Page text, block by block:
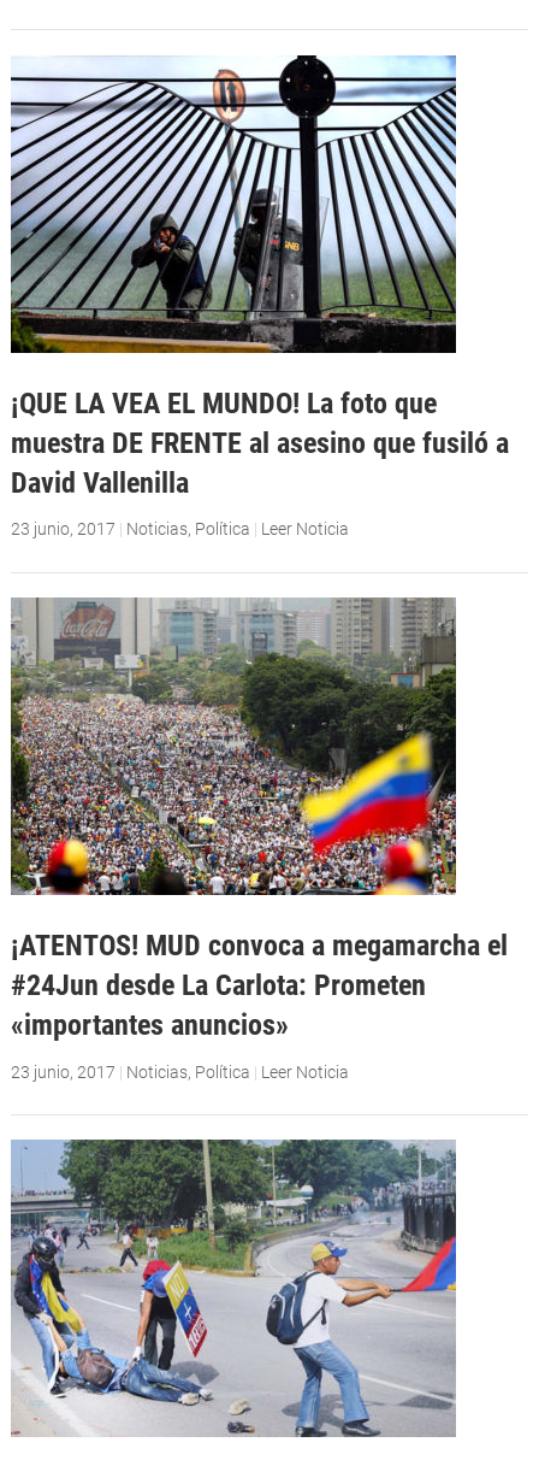
¡QUE LA VEA EL MUNDO! La foto que
muestra DE FRENTE al asesino que fusiló a
David Vallenilla
23 junio, 2017 | Noticias, Política | Leer Noticia
¡ATENTOS! MUD convoca a megamarcha el
#24Jun desde La Carlota: Prometen
«importantes anuncios»
23 junio, 2017 | Noticias, Política | Leer Noticia